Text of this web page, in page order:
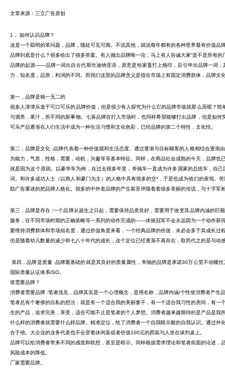
文章来源：三立广告原创
1， 如何认识品牌？
这是一个聪明的笨问题，品牌，随处可见可闻。不说其他，就说每年都有的各种世界最有价值
品牌到底是什么？很多给出了很多答案。有人抛出品牌唯一论，马上有人告诫大家“是不是所有
品牌的起源——品牌一词出自古代斯坎迪纳亚语，原意是给家畜打上烙印，后引申出品牌一词
力，知名度，品质，利润的不同。而我们这里的品牌含义是指在市场上有固定消费群体，品牌
第一，品牌是独一无二的
很多人津津乐道于可口可乐的品牌价值，但是很少有人探究为什么它的品牌市值就那么高呢？
与酒类，果汁，所不同的新事物。七喜品牌在打入市场时，也同样希望能够打出品牌，但是如
可乐产品逐渐在人们生活中成为一种生活习惯和文化色彩，已经品牌的第二个特性，文化性。
第二，品牌是文化 :品牌代表着一种价值观和生活态度。通过逐渐与目标顾客的人格相结合逐
为能力，气质，性格，需要，动机，兴趣等等基本特征。同样，在商品社会成熟的今天，品牌
就是因为这个原因。以豪华车为例，在过去很多年里，奔驰车一直成为许多国家的总统车，自
词。和许多成功人士（以商人和豪门为主）的人格中具有很多的交*，于是也成为他们的座驾。
助广告重述的把品牌人格化。很多的中外老品牌的产生甚至伴随着着很多美丽的传说，与十字军
第三，品牌是存在 :一个品牌从诞生之日起，需要保持品质良好，需要用于改变其品牌内涵的
服务，在不同市场时期的正确策略等一系列的动作完成的——体操冠军不会永远因为一个动作获
要维持消费群体和市场知名度，通过价值角度来看，一个经典品牌的价值，未必会多于其成长
但是随着幼儿数量的减少和七八十年代的成长，这个定位已经逐渐不再存在，取而代之的是与动
第四，品牌是质量 :品牌最基础的就是其良好的质量属性，奔驰的品牌是承诺30万公里不动螺
国际质量认证体系ISO。
谁需要品牌？
消费者需要品牌 :笔者浅见，品牌其实是一个心理概念，是用名称，品牌内涵/个性使消费者产
笔者总有个奢侈的自私的想法：就是有一个适合我的美丽妻子，有一个适合我习性的房间，有
生的产品，追求完美，享受，适合可能不止是笔者的个人梦想。消费者越来越期待的是产品是我
什么样的消费者就需要什么样品牌。精准定位，给了消费者一个自我暗示般的自我认识。通过
合于他。大企业的业务代表也不会穿着休闲装或者价值100元的西装与人坐在谈判桌上。
品牌可以给消费者带来不同的感觉和联想，甚至是暗示。同样根据需求理论和笔者前面的论述
风险成本的降低。
厂家需要品牌。